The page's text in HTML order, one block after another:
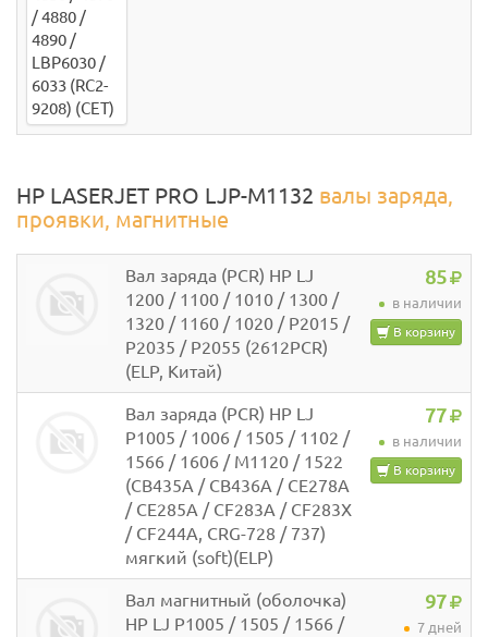
HP LASERJET PRO LJP-M1132 валы заряда,
проявки, магнитные
Вал заряда (PCR) HP LJ
1200 / 1100 / 1010 / 1300 /
1320 / 1160 / 1020 / P2015 /
P2035 / P2055 (2612PCR)
(ELP, Китай)
85
в наличии
В корзину
Вал заряда (PCR) HP LJ
P1005 / 1006 / 1505 / 1102 /
1566 / 1606 / M1120 / 1522
(CB435A / CB436A / CE278A
/ CE285A / CF283A / CF283X
/ CF244A, CRG-728 / 737)
мягкий (soft)(ELP)
77
в наличии
В корзину
Вал магнитный (оболочка)
HP LJ P1005 / 1505 / 1566 /
97
7 дней